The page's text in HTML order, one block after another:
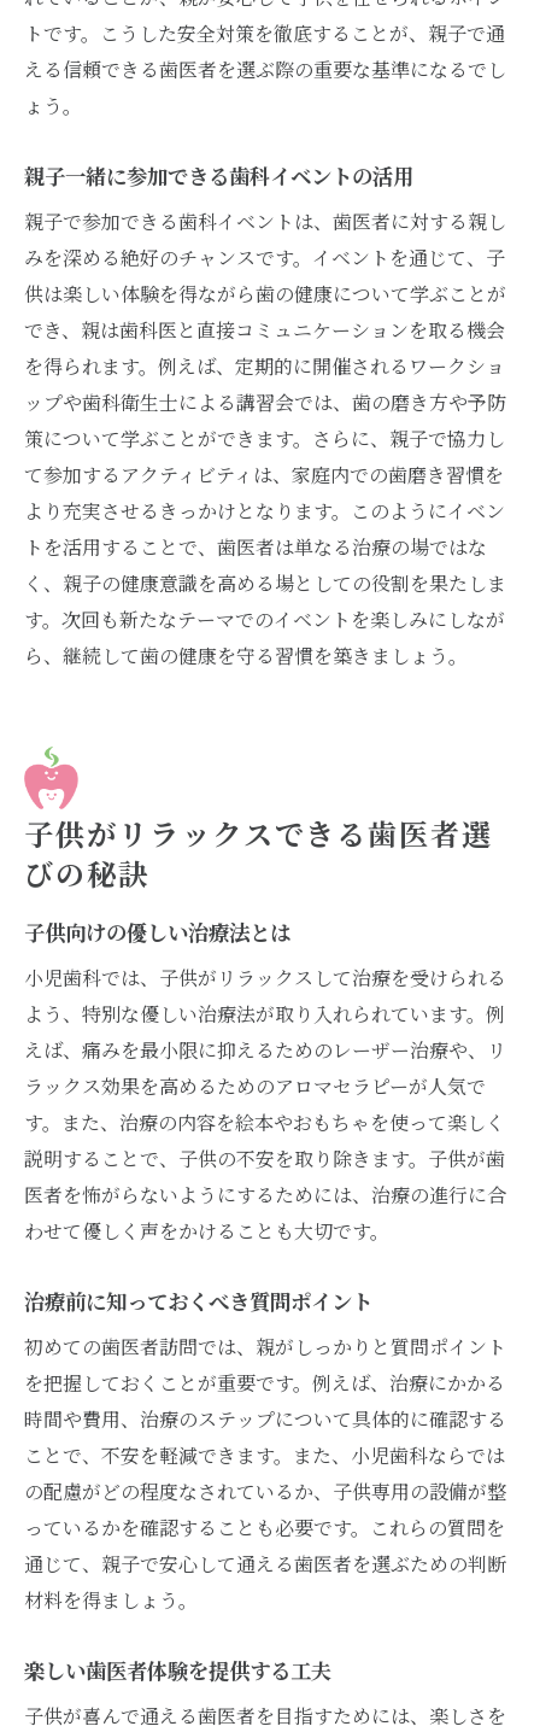
トです。こうした安全対策を徹底することが、親子で通
える信頼できる歯医者を選ぶ際の重要な基準になるでし
ょう。
親子一緒に参加できる歯科イベントの活用
親子で参加できる歯科イベントは、歯医者に対する親し
みを深める絶好のチャンスです。イベントを通じて、子
供は楽しい体験を得ながら歯の健康について学ぶことが
でき、親は歯科医と直接コミュニケーションを取る機会
を得られます。例えば、定期的に開催されるワークショ
ップや歯科衛生士による講習会では、歯の磨き方や予防
策について学ぶことができます。さらに、親子で協力し
て参加するアクティビティは、家庭内での歯磨き習慣を
より充実させるきっかけとなります。このようにイベン
トを活用することで、歯医者は単なる治療の場ではな
く、親子の健康意識を高める場としての役割を果たしま
す。次回も新たなテーマでのイベントを楽しみにしなが
ら、継続して歯の健康を守る習慣を築きましょう。
子供がリラックスできる歯医者選
びの秘訣
子供向けの優しい治療法とは
小児歯科では、子供がリラックスして治療を受けられる
よう、特別な優しい治療法が取り入れられています。例
えば、痛みを最小限に抑えるためのレーザー治療や、リ
ラックス効果を高めるためのアロマセラピーが人気で
す。また、治療の内容を絵本やおもちゃを使って楽しく
説明することで、子供の不安を取り除きます。子供が歯
医者を怖がらないようにするためには、治療の進行に合
わせて優しく声をかけることも大切です。
治療前に知っておくべき質問ポイント
初めての歯医者訪問では、親がしっかりと質問ポイント
を把握しておくことが重要です。例えば、治療にかかる
時間や費用、治療のステップについて具体的に確認する
ことで、不安を軽減できます。また、小児歯科ならでは
の配慮がどの程度なされているか、子供専用の設備が整
っているかを確認することも必要です。これらの質問を
通じて、親子で安心して通える歯医者を選ぶための判断
材料を得ましょう。
楽しい歯医者体験を提供する工夫
子供が喜んで通える歯医者を目指すためには、楽しさを